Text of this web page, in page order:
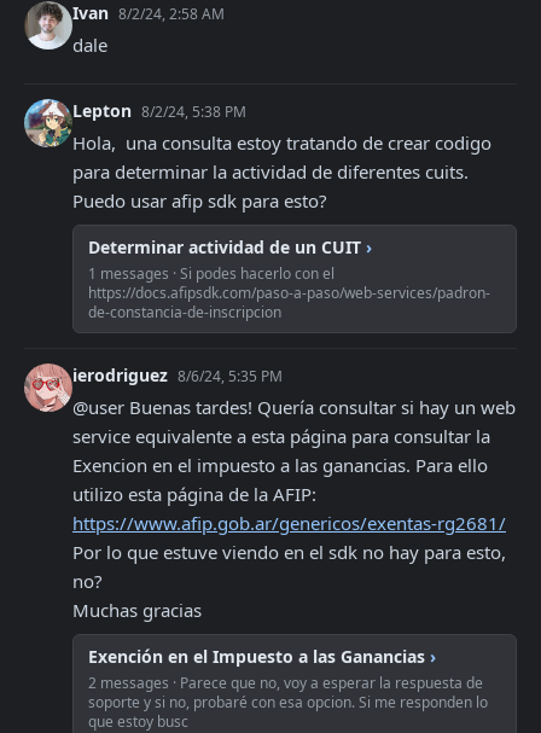
Ivan 8/2/24, 2:58 AM
dale
Lepton 8/2/24, 5:38 PM
Hola,  una consulta estoy tratando de crear codigo
para determinar la actividad de diferentes cuits.
Puedo usar afip sdk para esto?
Determinar actividad de un CUIT ›
1 messages · Si podes hacerlo con el
https://docs.afipsdk.com/paso-a-paso/web-services/padron-
de-constancia-de-inscripcion
ierodriguez 8/6/24, 5:35 PM
@user Buenas tardes! Quería consultar si hay un web
service equivalente a esta página para consultar la
Exencion en el impuesto a las ganancias. Para ello
https://www.afip.gob.ar/genericos/exentas-rg2681/
Por lo que estuve viendo en el sdk no hay para esto,
no?
Muchas gracias
Exención en el Impuesto a las Ganancias ›
2 messages · Parece que no, voy a esperar la respuesta de
soporte y si no, probaré con esa opcion. Si me responden lo
que estoy busc